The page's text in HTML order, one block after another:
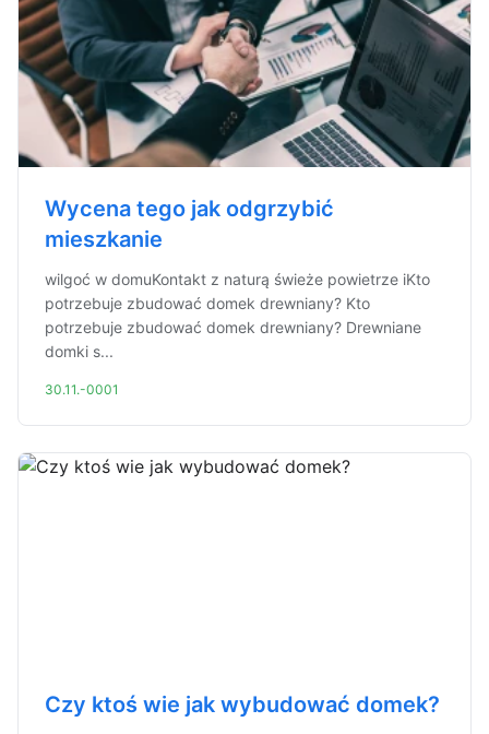
Wycena tego jak odgrzybić
mieszkanie
wilgoć w domuKontakt z naturą świeże powietrze iKto
potrzebuje zbudować domek drewniany? Kto
potrzebuje zbudować domek drewniany? Drewniane
domki s...
30.11.-0001
Czy ktoś wie jak wybudować domek?